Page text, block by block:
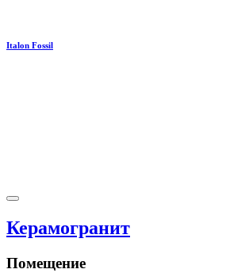
Italon Fossil
Керамогранит
Помещение